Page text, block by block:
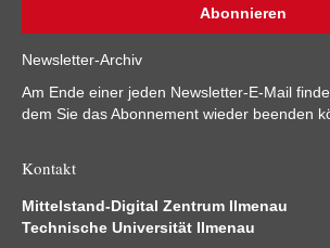
Newsletter-Archiv
Am Ende einer jeden Newsletter-E-Mail
dem Sie das Abonnement wieder beenden
Kontakt
Mittelstand-Digital Zentrum Ilmenau
Technische Universität Ilmenau